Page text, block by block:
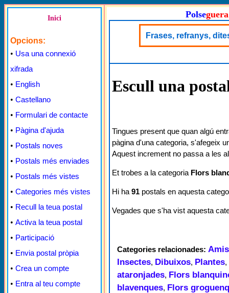
Inici
Opcions:
• Usa una connexió
xifrada
• English
• Castellano
• Formulari de contacte
• Pàgina d'ajuda
• Postals noves
• Postals més enviades
• Postals més vistes
• Categories més vistes
• Recull la teua postal
• Activa la teua postal
• Participació
• Envia postal pròpia
• Crea un compte
• Entra al teu compte
Polseguera
Frases, refranys,
Escull una
Tingues present que quan algú
pàgina d'una categoria, s'afegeix
Aquest increment no passa a les
Et trobes a la categoria Flors
Hi ha 91 postals en aquesta
Vegades que s'ha vist aquesta
Categories relacionades:
Insectes, Dibuixos, Plantes,
ataronjades, Flors
blavenques, Flors